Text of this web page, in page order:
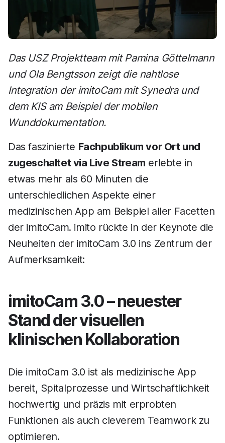
Das USZ Projektteam mit Pamina Göttelmann
und Ola Bengtsson zeigt die nahtlose
Integration der imitoCam mit Synedra und
dem KIS am Beispiel der mobilen
Wunddokumentation.
Das faszinierte Fachpublikum vor Ort und
zugeschaltet via Live Stream erlebte in
etwas mehr als 60 Minuten die
unterschiedlichen Aspekte einer
medizinischen App am Beispiel aller Facetten
der imitoCam. imito rückte in der Keynote die
Neuheiten der imitoCam 3.0 ins Zentrum der
Aufmerksamkeit:
imitoCam 3.0 – neuester
Stand der visuellen
klinischen Kollaboration
Die imitoCam 3.0 ist als medizinische App
bereit, Spitalprozesse und Wirtschaftlichkeit
hochwertig und präzis mit erprobten
Funktionen als auch cleverem Teamwork zu
optimieren.